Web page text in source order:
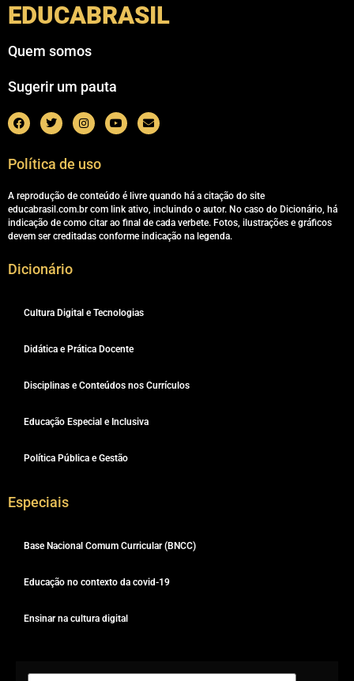
EDUCABRASIL
Quem somos
Sugerir um pauta
Política de uso
A reprodução de conteúdo é livre quando há a citação do site
educabrasil.com.br com link ativo, incluindo o autor. No caso do Dicionário, há
indicação de como citar ao final de cada verbete. Fotos, ilustrações e gráficos
devem ser creditadas conforme indicação na legenda.
Dicionário
Cultura Digital e Tecnologias
Didática e Prática Docente
Disciplinas e Conteúdos nos Currículos
Educação Especial e Inclusiva
Política Pública e Gestão
Especiais
Base Nacional Comum Curricular (BNCC)
Educação no contexto da covid-19
Ensinar na cultura digital